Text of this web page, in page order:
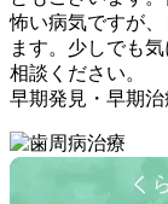
怖い病気ですが
ます。少しでも
相談ください。
早期発見・早期治